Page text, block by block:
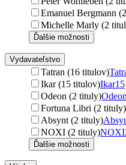
Emanuel Bergmann
Michelle Marly (2
Ďalšie možnosti
Vydavateľstvo
Tatran (16 titulov)
Ikar (15 titulov)Ikar15
Odeon (2 tituly)Odeon
Fortuna Libri (2 tituly)
Absynt (2 tituly)
NOXI (2 tituly)NOXI
Ďalšie možnosti